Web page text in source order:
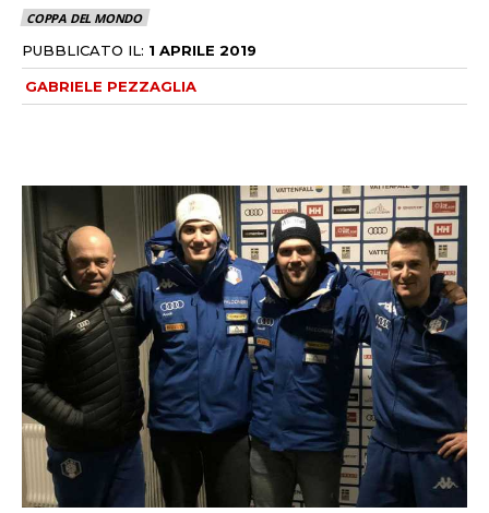
COPPA DEL MONDO
PUBBLICATO IL: 1 APRILE 2019
GABRIELE PEZZAGLIA